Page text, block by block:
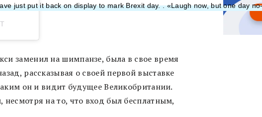
just put it back on display to mark Brexit day. . «Laugh now, but one day
заменил на шимпанзе, была в свое время
рассказывая о своей первой выставке
он и видит будущее Великобритании.
несмотря на то, что вход был бесплатным,